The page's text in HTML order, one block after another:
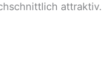
attraktiv.